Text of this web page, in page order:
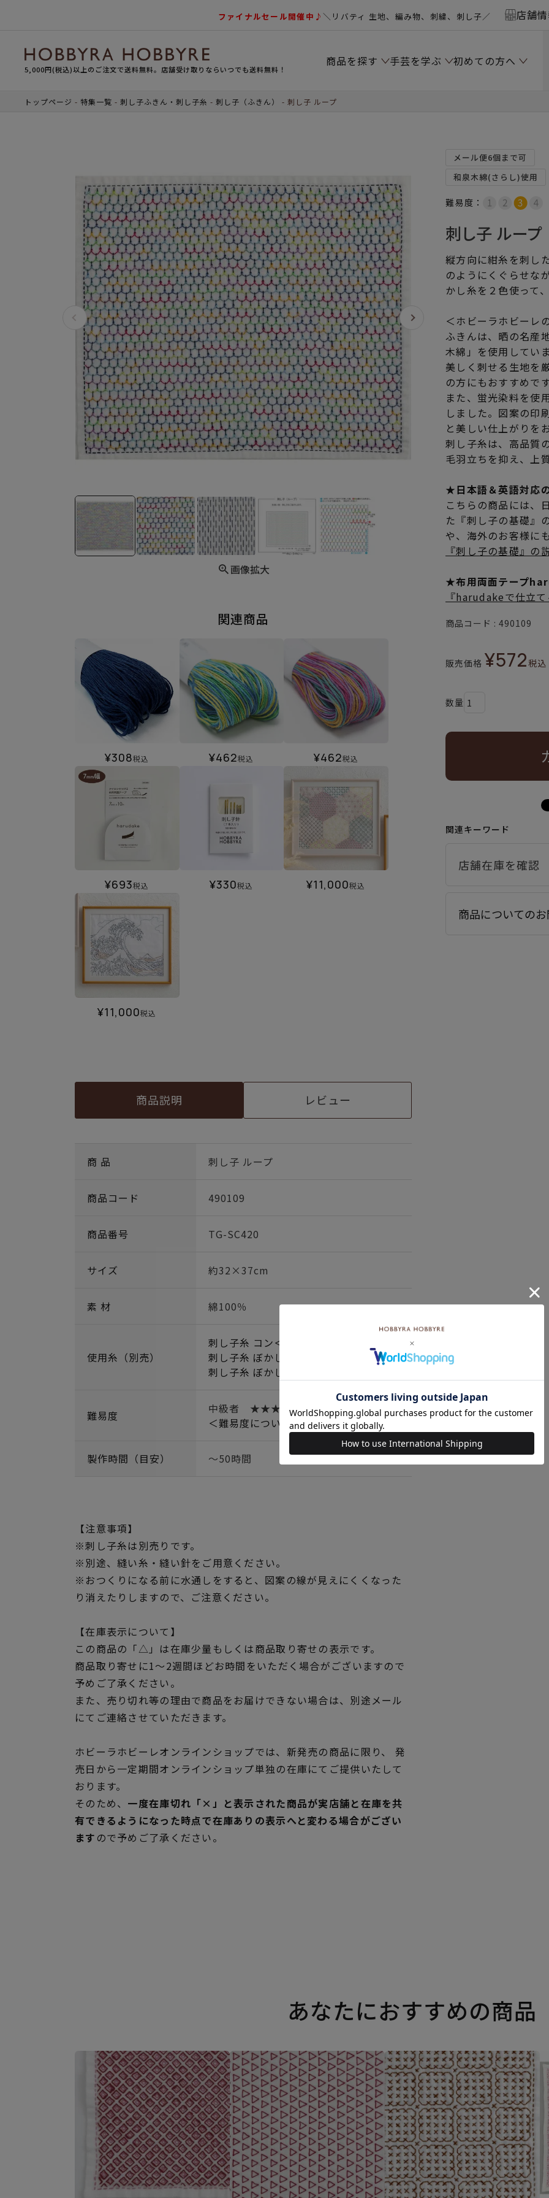
ファイナルセール開催中♪＼リバティ 生地、編み物、刺繍、刺し子／ 店舗
5,000円(税込)以上のご注文で送料無料。店舗受け取りならいつでも送料無料！
商品を探す 手芸を学ぶ 初めての方へ
トップページ 特集一覧 刺し子ふきん・刺し子糸 刺し子（ふきん） 刺し子 ループ
画像拡大
関連商品
¥308税込 ¥462税込 ¥462税込
¥693税込 ¥330税込 ¥11,000税込
¥11,000税込
商品説明 レビュー
商 品 刺し子 ループ
商品コード 490109
商品番号 TG-SC420
サイズ 約32×37cm
素 材 綿100％
使用糸（別売）
刺し子糸 コン＜105＞
刺し子糸 ぼかしミックス5＜209＞
刺し子糸 ぼかしミックス7＜212＞
難易度
中級者 ★★★☆
＜難易度について＞詳しくはこちら
製作時間（目安） ～50時間
【注意事項】
※刺し子糸は別売りです。
※別途、縫い糸・縫い針をご用意ください。
※おつくりになる前に水通しをすると、図案の線が見えにくくなった
り消えたりしますので、ご注意ください。
【在庫表示について】
この商品の「△」は在庫少量もしくは商品取り寄せの表示です。
商品取り寄せに1～2週間ほどお時間をいただく場合がございますので
予めご了承ください。
また、売り切れ等の理由で商品をお届けできない場合は、別途メール
にてご連絡させていただきます。
ホビーラホビーレオンラインショップでは、新発売の商品に限り、 発
売日から一定期間オンラインショップ単独の在庫にてご提供いたして
おります。
そのため、 一度在庫切れ「×」と表示された商品が実店舗と在庫を共
有できるようになった時点で在庫ありの表示へと変わる場合がござい
ます ので予めご了承ください。
メール便6個まで可
和泉木綿(さらし)使用
難易度：
刺し子 ループ
縦方向に紺糸を刺し
のようにくぐらせな
かし糸を２色使って
＜ホビーラホビーレ
ふきんは、晒の名産
木綿」を使用してい
美しく刺せる生地を
の方にもおすすめです
また、蛍光染料を使
しました。図案の印
と美しい仕上がりを
刺し子糸は、高品質
毛羽立ちを抑え、上
★日本語＆英語対応
こちらの商品には、
た『刺し子の基礎』
や、海外のお客様に
『刺し子の基礎』の
★布用両面テープ
『harudakeで仕立
商品コード 490109
販売価格 ¥572税込
関連キーワード
商品についての
あなたにおすすめの商品